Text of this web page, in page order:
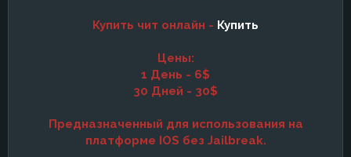
Купить чит онлайн - Купить
Цены:
1 День - 6$
30 Дней - 30$
Предназначенный для использования на
платформе IOS без Jailbreak.